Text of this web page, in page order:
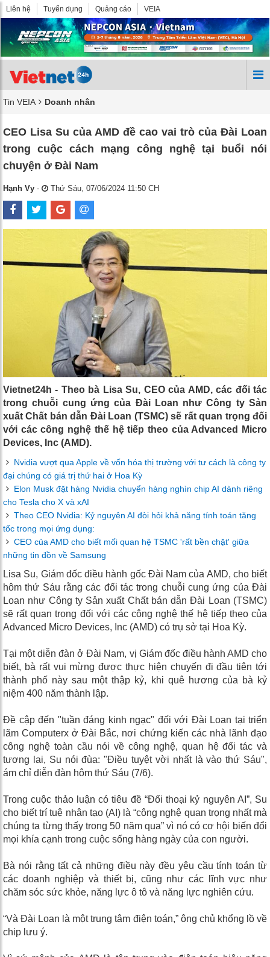
Liên hệ Tuyển dụng Quảng cáo VEIA
Tin VEIA Doanh nhân
CEO Lisa Su của AMD đề cao vai trò của Đài Loan
trong cuộc cách mạng công nghệ tại buổi nói
chuyện ở Đài Nam
Hạnh Vy - Thứ Sáu, 07/06/2024 11:50 CH
Vietnet24h - Theo bà Lisa Su, CEO của AMD, các đối tác
trong chuỗi cung ứng của Đài Loan như Công ty Sản
xuất Chất bán dẫn Đài Loan (TSMC) sẽ rất quan trọng đối
với các công nghệ thế hệ tiếp theo của Advanced Micro
Devices, Inc (AMD).
Nvidia vượt qua Apple về vốn hóa thị trường với tư cách là công ty
đại chúng có giá trị thứ hai ở Hoa Kỳ
Elon Musk đặt hàng Nvidia chuyển hàng nghìn chip AI dành riêng
cho Tesla cho X và xAI
Theo CEO Nvidia: Kỷ nguyên AI đòi hỏi khả năng tính toán tăng
tốc trong mọi ứng dụng:
CEO của AMD cho biết mối quan hệ TSMC 'rất bền chặt' giữa
những tin đồn về Samsung
Lisa Su, Giám đốc điều hành gốc Đài Nam của AMD, cho biết
hôm thứ Sáu rằng các đối tác trong chuỗi cung ứng của Đài
Loan như Công ty Sản xuất Chất bán dẫn Đài Loan (TSMC)
sẽ rất quan trọng đối với các công nghệ thế hệ tiếp theo của
Advanced Micro Devices, Inc (AMD) có trụ sở tại Hoa Kỳ.
Tại một diễn đàn ở Đài Nam, vị Giám đốc điều hành AMD cho
biết, bà rất vui mừng được thực hiện chuyến đi đầu tiên tới
thành phố này sau một thập kỷ, khi quê hương của bà kỷ
niệm 400 năm thành lập.
Đề cập đến "tuần đáng kinh ngạc" đối với Đài Loan tại triển
lãm Computerx ở Đài Bắc, nơi chứng kiến ​​các nhà lãnh đạo
công nghệ toàn cầu nói về công nghệ, quan hệ đối tác và
tương lai, Su nói đùa: "Điều tuyệt vời nhất là vào thứ Sáu",
ám chỉ diễn đàn hôm thứ Sáu (7/6).
Trong cuộc thảo luận có tiêu đề “Đối thoại kỷ nguyên AI”, Su
cho biết trí tuệ nhân tạo (AI) là “công nghệ quan trọng nhất mà
chúng ta từng thấy trong 50 năm qua” vì nó có cơ hội biến đổi
mọi khía cạnh trong cuộc sống hàng ngày của con người.
Bà nói rằng tất cả những điều này đều yêu cầu tính toán từ
các doanh nghiệp và thiết bị, cũng như các lĩnh vực như
chăm sóc sức khỏe, năng lực ô tô và năng lực nghiên cứu.
“Và Đài Loan là một trung tâm điện toán,” ông chủ khổng lồ về
chip lưu ý.